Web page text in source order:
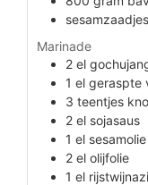
Marinade
2 el
1 el geraspte
3 teentjes
2 el sojasaus
1 el sesamolie
2 el olijfolie
1 el